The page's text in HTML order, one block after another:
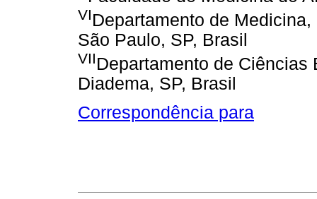
VIDepartamento de
São Paulo, SP, Brasil
VIIDepartamento de Ciências
Diadema, SP, Brasil
Correspondência para